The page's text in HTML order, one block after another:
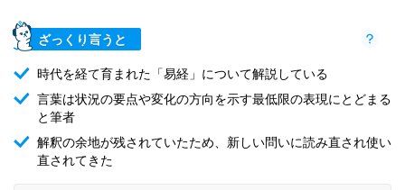
ざっくり言うと
時代を経て育まれた「易経」について解説している
言葉は状況の要点や変化の方向を示す最低限の表現にとどまる
と筆者
解釈の余地が残されていたため、新しい問いに読み直され使い
直されてきた